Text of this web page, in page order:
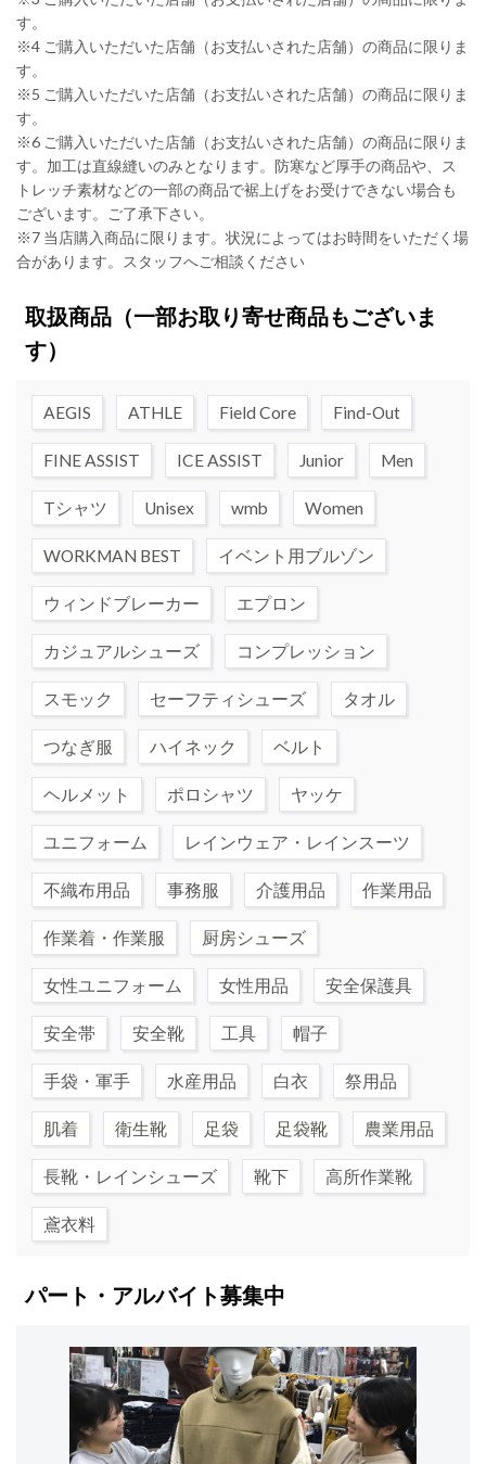
す。
※4 ご購入いただいた店舗（お支払いされた店舗）の商品に限りま
す。
※5 ご購入いただいた店舗（お支払いされた店舗）の商品に限りま
す。
※6 ご購入いただいた店舗（お支払いされた店舗）の商品に限りま
す。加工は直線縫いのみとなります。防寒など厚手の商品や、ス
トレッチ素材などの一部の商品で裾上げをお受けできない場合も
ございます。ご了承下さい。
※7 当店購入商品に限ります。状況によってはお時間をいただく場
合があります。スタッフへご相談ください
取扱商品（一部お取り寄せ商品もございま
す）
AEGIS ATHLE Field Core Find-Out
FINE ASSIST ICE ASSIST Junior Men
Tシャツ Unisex wmb Women
WORKMAN BEST イベント用ブルゾン
ウィンドブレーカー エプロン
カジュアルシューズ コンプレッション
スモック セーフティシューズ タオル
つなぎ服 ハイネック ベルト
ヘルメット ポロシャツ ヤッケ
ユニフォーム レインウェア・レインスーツ
不織布用品 事務服 介護用品 作業用品
作業着・作業服 厨房シューズ
女性ユニフォーム 女性用品 安全保護具
安全帯 安全靴 工具 帽子
手袋・軍手 水産用品 白衣 祭用品
肌着 衛生靴 足袋 足袋靴 農業用品
長靴・レインシューズ 靴下 高所作業靴
鳶衣料
パート・アルバイト募集中